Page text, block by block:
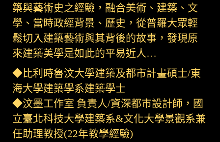
築與藝術史之經驗，融合美術、建築、文
學、當時政經背景、歷史，從普羅大眾輕
鬆切入建築藝術與其背後的故事，發現原
來建築美學是如此的平易近人…
◆比利時魯汶大學建築及都市計畫碩士/東
海大學建築學系建築學士
◆汶墨工作室 負責人/資深都市設計師，國
立臺北科技大學建築系&文化大學景觀系兼
任助理教授(22年教學經驗)